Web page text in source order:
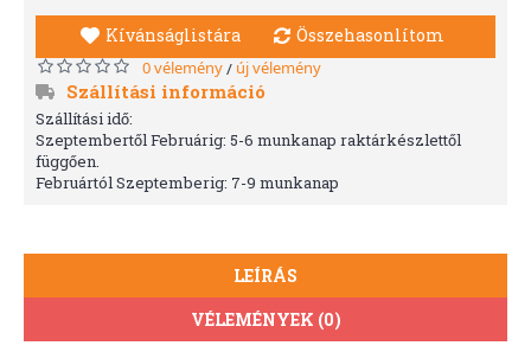
Kívánságlistára Összehasonlítom
0 vélemény/ új vélemény
Szállítási információ
Szállítási idő:
Szeptembertől Februárig: 5-6 munkanap raktárkészlettől
függően.
Februártól Szeptemberig: 7-9 munkanap
LEÍRÁS
VÉLEMÉNYEK (0)